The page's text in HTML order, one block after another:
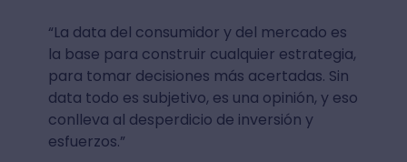
“La data del consumidor y del mercado es
la base para construir cualquier estrategia,
para tomar decisiones más acertadas. Sin
data todo es subjetivo, es una opinión, y eso
conlleva al desperdicio de inversión y
esfuerzos.”